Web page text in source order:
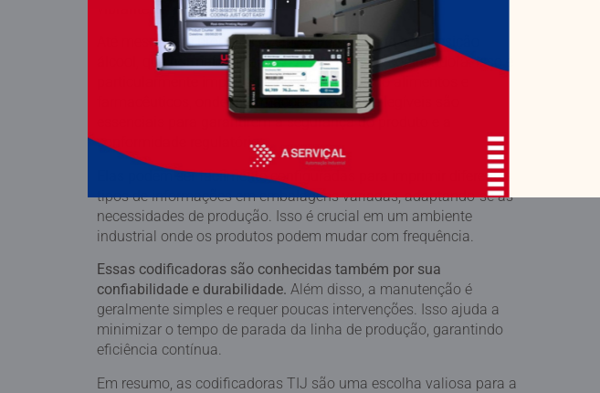
vibrantes.
Até mesmo em produtos que possuem em sua composição
álcool, que normalmente removem a tinta da codificadora. Isso é
particularmente importante nos setores como alimentos e
farmacêuticos, onde informações precisas e legíveis são
essenciais para garantirem a segurança do produto e a
conformidade regulatória.
Elas podem ser facilmente configuradas para imprimir diferentes
tipos de informações em embalagens variadas, adaptando-se às
necessidades de produção. Isso é crucial em um ambiente
industrial onde os produtos podem mudar com frequência.
Essas codificadoras são conhecidas também por sua
confiabilidade e durabilidade. Além disso, a manutenção é
geralmente simples e requer poucas intervenções. Isso ajuda a
minimizar o tempo de parada da linha de produção, garantindo
eficiência contínua.
Em resumo, as codificadoras TIJ são uma escolha valiosa para a